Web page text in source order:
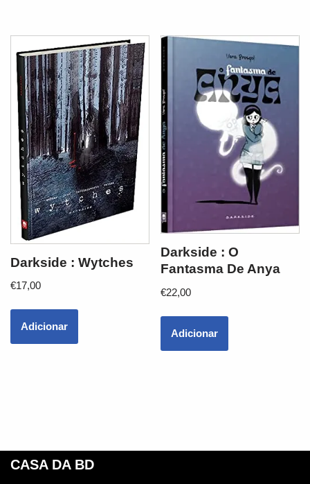
Darkside : Wytches
€17,00
Adicionar
Darkside : O
Fantasma De Anya
€22,00
Adicionar
CASA DA BD